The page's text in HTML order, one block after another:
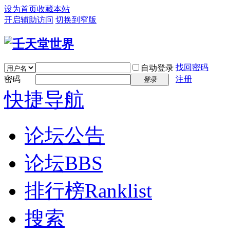
设为首页收藏本站
开启辅助访问 切换到窄版
自动登录 找回密码
密码
登录 注册
快捷导航
论坛公告
论坛BBS
排行榜Ranklist
搜索